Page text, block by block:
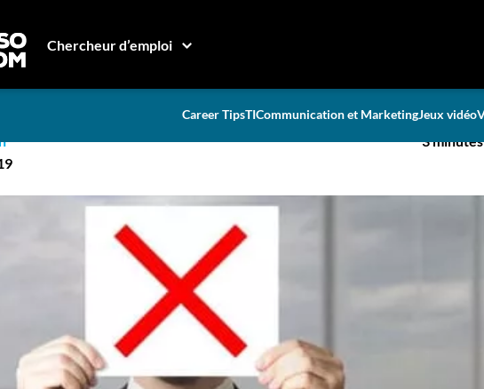
Chercheur d’emploi
Career TipsTICommunication et MarketingJeux vidéo
3 exclu à cause de ses références
3 exclu à cause de ses
3